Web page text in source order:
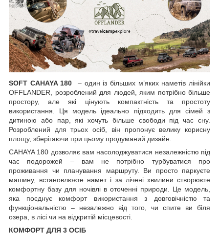
SOFT CAHAYA 180 – один із більших м’яких наметів лінійки
OFFLANDER, розроблений для людей, яким потрібно більше
простору, але які цінують компактність та простоту
використання. Ця модель ідеально підходить для сімей з
дитиною або пар, які хочуть більше свободи під час сну.
Розроблений для трьох осіб, він пропонує велику корисну
площу, зберігаючи при цьому продуманий дизайн.
CAHAYA 180 дозволяє вам насолоджуватися незалежністю під
час подорожей – вам не потрібно турбуватися про
проживання чи планування маршруту. Ви просто паркуєте
машину, встановлюєте намет і за лічені хвилини створюєте
комфортну базу для ночівлі в оточенні природи. Це модель,
яка поєднує комфорт використання з довговічністю та
функціональністю – незалежно від того, чи спите ви біля
озера, в лісі чи на відкритій місцевості.
КОМФОРТ ДЛЯ 3 ОСІБ